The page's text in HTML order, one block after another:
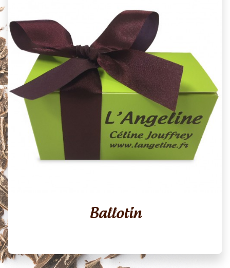
Ballotin